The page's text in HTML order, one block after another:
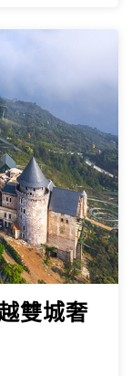
越雙城
安古鎮、